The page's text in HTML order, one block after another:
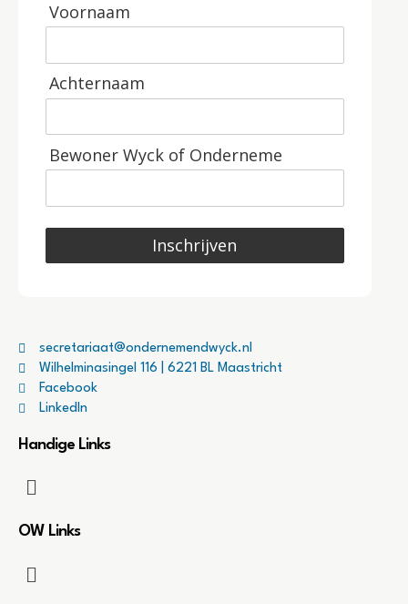
Voornaam
Achternaam
Bewoner Wyck of Onderneme
Inschrijven
secretariaat@ondernemendwyck.nl
Wilhelminasingel 116 | 6221 BL Maastricht
Facebook
LinkedIn
Handige Links
OW Links